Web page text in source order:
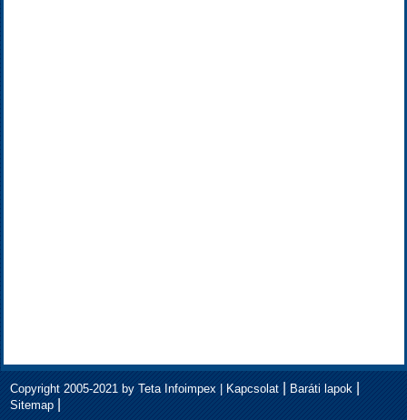
Copyright 2005-2021 by Teta Infoimpex | Kapcsolat| Baráti lapok|
Sitemap|